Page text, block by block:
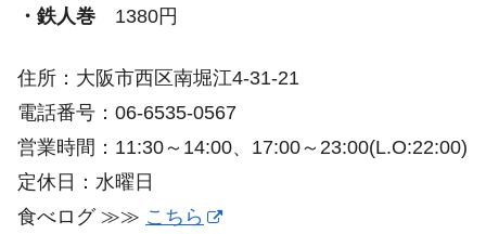
・鉄人巻 1380円
住所：大阪市西区南堀江4-31-21
電話番号：06-6535-0567
営業時間：11:30～14:00、17:00～23:00(L.O:22:00)
定休日：水曜日
食べログ ≫≫ こちら